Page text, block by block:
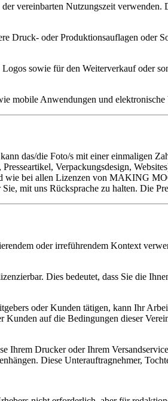
vereinbarten Nutzungszeit
Druck- oder Produktionsauflagen oder
sowie für den Weiterverkauf oder
mobile Anwendungen und elektronische
das/die Foto/s mit einer einmaligen
Verpackungsdesign,
wie bei allen Lizenzen von MAKING
mit uns Rücksprache zu halten. Die
oder irreführendem Kontext
Dies bedeutet, dass Sie die
oder Kunden tätigen, kann Ihr
auf die Bedingungen dieser
Ihrem Drucker oder Ihrem
Diese Unterauftragnehmer,